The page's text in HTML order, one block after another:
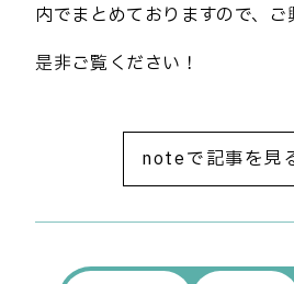
内でまとめておりますので、
是非ご覧ください！
noteで記事を見